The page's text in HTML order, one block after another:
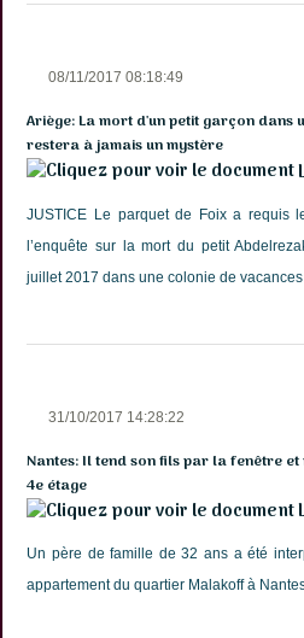
08/11/2017 08:18:49
Ariège: La mort d'un petit garçon dans
restera à jamais un mystère
JUSTICE Le parquet de Foix a requis
l’enquête sur la mort du petit
juillet 2017 dans une colonie de vacances
31/10/2017 14:28:22
Nantes: Il tend son fils par la fenêtre
4e étage
Un père de famille de 32 ans a été
appartement du quartier Malakoff à